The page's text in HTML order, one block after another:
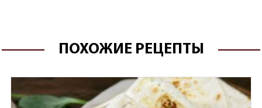
ПОХОЖИЕ РЕЦЕПТЫ